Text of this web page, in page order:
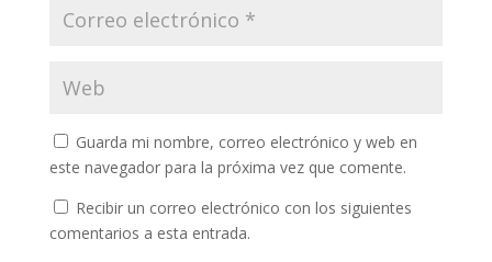
Guarda mi nombre, correo electrónico y web en
este navegador para la próxima vez que comente.
Recibir un correo electrónico con los siguientes
comentarios a esta entrada.